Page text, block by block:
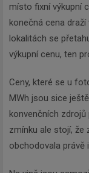
místo fixní výkupní
konečná cena
lokalitách se
výkupní cenu, ten
Ceny, které se u
MWh jsou sice
konvenčních
zmínku ale stojí, že
obchodovala právě